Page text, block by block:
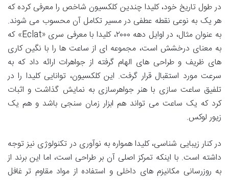
در طول تاریخ خود، کلیدا چندین کلکسیون شاخص را معرفی کرده که
هر یک به نوعی نقطه عطفی در مسیر تکامل آن محسوب می شوند.
به عنوان مثال، در اوایل دهه ۲۰۰۰، کلیدا با معرفی سری «Éclat» که
به معنای درخشش است، مجموعه ای از ساعت ها را با نگین کاری
های ظریف و طراحی های الهام گرفته از جواهرات ارائه داد که به
سرعت مورد استقبال قرار گرفت. این کلکسیون، توانایی کلیدا را در
تلفیق ساعت سازی با هنر جواهرسازی به نمایش گذاشت و اثبات
کرد که یک ساعت می تواند هم ابزار زمان سنجی باشد و هم یک
زیور لوکس.
در کنار زیبایی شناسی، کلیدا همواره به نوآوری در تکنولوژی نیز توجه
داشته است. با اینکه تمرکز اصلی آن بر طراحی است، اما این برند از
به روزرسانی مکانیزم های داخلی و استفاده از مواد مقاوم تر غافل